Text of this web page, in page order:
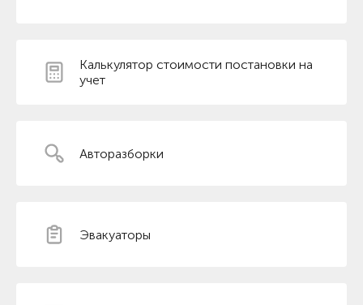
Калькулятор стоимости постановки на
учет
Авторазборки
Эвакуаторы